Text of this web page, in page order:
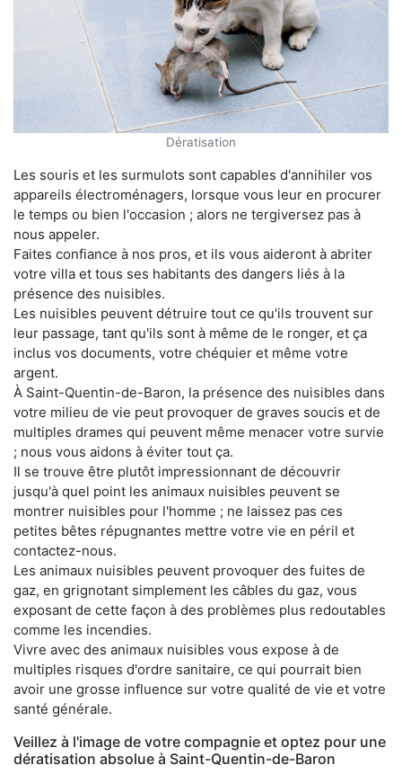
Dératisation
Les souris et les surmulots sont capables d'annihiler vos
appareils électroménagers, lorsque vous leur en procurer
le temps ou bien l'occasion ; alors ne tergiversez pas à
nous appeler.
Faites confiance à nos pros, et ils vous aideront à abriter
votre villa et tous ses habitants des dangers liés à la
présence des nuisibles.
Les nuisibles peuvent détruire tout ce qu'ils trouvent sur
leur passage, tant qu'ils sont à même de le ronger, et ça
inclus vos documents, votre chéquier et même votre
argent.
À Saint-Quentin-de-Baron, la présence des nuisibles dans
votre milieu de vie peut provoquer de graves soucis et de
multiples drames qui peuvent même menacer votre survie
; nous vous aidons à éviter tout ça.
Il se trouve être plutôt impressionnant de découvrir
jusqu'à quel point les animaux nuisibles peuvent se
montrer nuisibles pour l'homme ; ne laissez pas ces
petites bêtes répugnantes mettre votre vie en péril et
contactez-nous.
Les animaux nuisibles peuvent provoquer des fuites de
gaz, en grignotant simplement les câbles du gaz, vous
exposant de cette façon à des problèmes plus redoutables
comme les incendies.
Vivre avec des animaux nuisibles vous expose à de
multiples risques d'ordre sanitaire, ce qui pourrait bien
avoir une grosse influence sur votre qualité de vie et votre
santé générale.
Veillez à l'image de votre compagnie et optez pour une
dératisation absolue à Saint-Quentin-de-Baron